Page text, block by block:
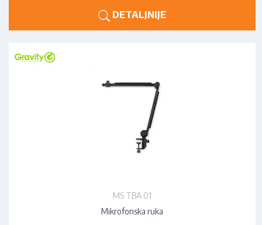
DETALJNIJE
MS TBA 01
Mikrofonska ruka